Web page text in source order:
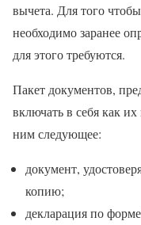
вычета. Для того
необходимо заранее
для этого требуются.
Пакет документов,
включать в себя как
ним следующее:
документ,
копию;
декларация по